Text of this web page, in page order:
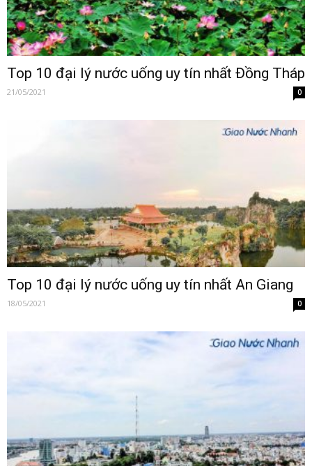
Top 10 đại lý nước uống uy tín nhất Đồng Tháp
21/05/2021 0
Top 10 đại lý nước uống uy tín nhất An Giang
18/05/2021 0